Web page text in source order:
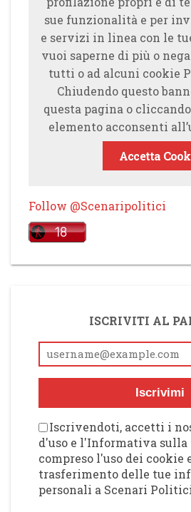
sue funzionalità e per
e servizi in linea con le
vuoi saperne di più o
tutti o ad alcuni cookie
Chiudendo questo
questa pagina o
elemento acconsenti
Accetta
Follow @Scenaripolitici
ISCRIVITI AL
Iscrivimi
Iscrivendoti, accetti i
d'uso e l'Informativa sulla
compreso l'uso dei cookie
trasferimento delle tue
personali a Scenari